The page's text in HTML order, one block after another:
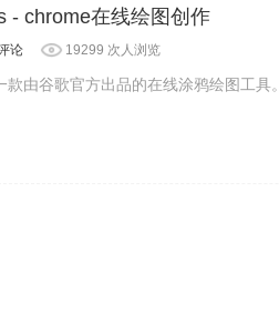
- chrome在线绘图创作
论 19299 次人浏览
由谷歌官方出品的在线涂鸦绘图工具。